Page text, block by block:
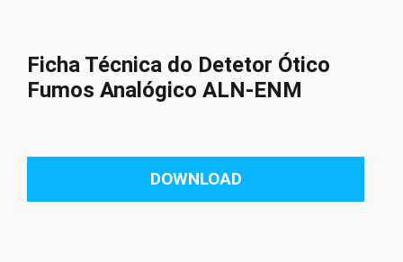
Ficha Técnica do Detetor Ótico
Fumos Analógico ALN-ENM
DOWNLOAD